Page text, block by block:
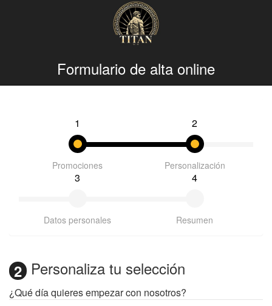
Formulario de alta online
1
Promociones
2
Personalización
3
Datos personales
4
Resumen
2 Personaliza tu selección
¿Qué día quieres empezar con nosotros?